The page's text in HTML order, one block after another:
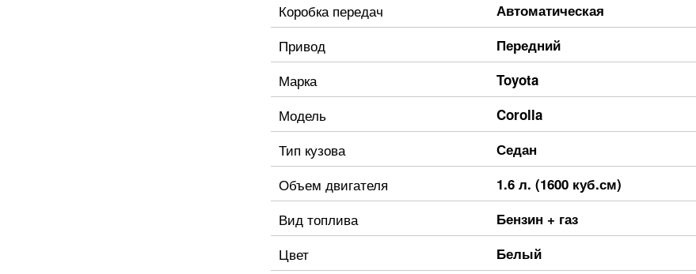
Коробка передач Автоматическая
Привод Передний
Марка Toyota
Модель Corolla
Тип кузова Седан
Объем двигателя 1.6 л. (1600 куб.см)
Вид топлива Бензин + газ
Цвет Белый